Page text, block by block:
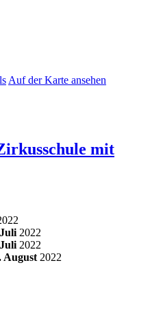
Auf der Karte ansehen
mit
2022
2022
August 2022